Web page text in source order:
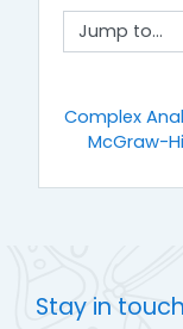
Jump to...
Complex
McGraw-
Stay in touch